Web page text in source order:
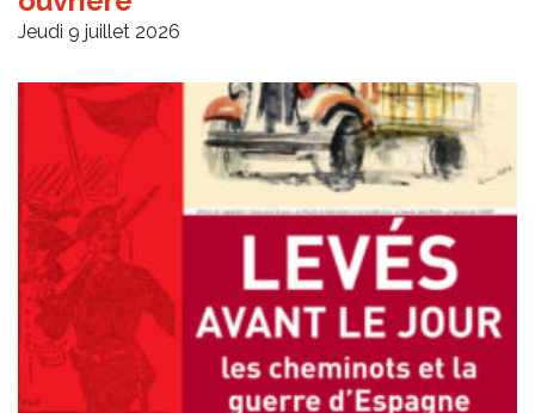
Jeudi 9 juillet 2026